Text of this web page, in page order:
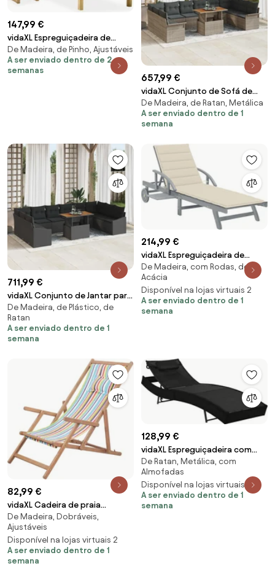
147,99 €
vidaXL Espreguiçadeira de
jardim com mesa e almofadão
pinho impregnado
De Madeira, de Pinho, Ajustáveis
A ser enviado dentro de 2
semanas
657,99 €
vidaXL Conjunto de Sofá de
Jardim com almofada 11 pcs
Cinzeto vime PE
De Madeira, de Ratan, Metálica
A ser enviado dentro de 1
semana
711,99 €
vidaXL Conjunto de Jantar para
Jardim 11 pcs Preto e Marrom
De Madeira, de Plástico, de
Ratan
A ser enviado dentro de 1
semana
214,99 €
vidaXL Espreguiçadeira de
jardim com almofadão madeira
acácia maciça
De Madeira, com Rodas, de
Acácia
Disponível na lojas virtuais 2
A ser enviado dentro de 1
semana
82,99 €
vidaXL Cadeira de praia
dobrável tecido estrutura
madeira multicolor
De Madeira, Dobráveis,
Ajustáveis
Disponível na lojas virtuais 2
A ser enviado dentro de 1
semana
128,99 €
vidaXL Espreguiçadeira com
almofada vime PE preto
De Ratan, Metálica, com
Almofadas
Disponível na lojas virtuais 2
A ser enviado dentro de 1
semana